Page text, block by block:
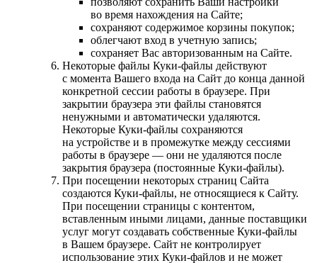
во время нахождения на Сайте;
сохраняют содержимое корзины покупок;
облегчают вход в учетную запись;
сохраняет Вас авторизованным на Сайте.
Некоторые файлы Куки-файлы действуют
с момента Вашего входа на Сайт до конца данной
конкретной сессии работы в браузере. При
закрытии браузера эти файлы становятся
ненужными и автоматически удаляются.
Некоторые Куки-файлы сохраняются
на устройстве и в промежутке между сессиями
работы в браузере — они не удаляются после
закрытия браузера (постоянные Куки-файлы).
При посещении некоторых страниц Сайта
создаются Куки-файлы, не относящиеся к Сайту.
При посещении страницы с контентом,
вставленным иными лицами, данные поставщики
услуг могут создавать собственные Куки-файлы
в Вашем браузере. Сайт не контролирует
использование этих Куки-файлов и не может